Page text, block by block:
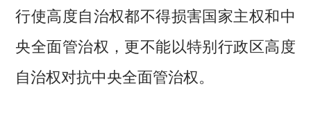
行使高度自治权都不得损害国家主权和中
央全面管治权，更不能以特别行政区高度
自治权对抗中央全面管治权。